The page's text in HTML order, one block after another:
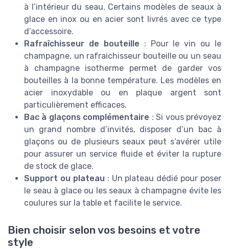
à l’intérieur du seau. Certains modèles de seaux à
glace en inox ou en acier sont livrés avec ce type
d’accessoire.
Rafraîchisseur de bouteille : Pour le vin ou le
champagne, un rafraichisseur bouteille ou un seau
à champagne isotherme permet de garder vos
bouteilles à la bonne température. Les modèles en
acier inoxydable ou en plaque argent sont
particulièrement efficaces.
Bac à glaçons complémentaire : Si vous prévoyez
un grand nombre d’invités, disposer d’un bac à
glaçons ou de plusieurs seaux peut s’avérer utile
pour assurer un service fluide et éviter la rupture
de stock de glace.
Support ou plateau : Un plateau dédié pour poser
le seau à glace ou les seaux à champagne évite les
coulures sur la table et facilite le service.
Bien choisir selon vos besoins et votre
style